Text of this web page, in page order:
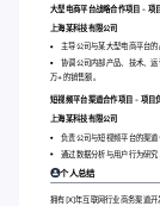
大型电商平台战略合作项目 - 项
上海某科技有限公司
主导公司与某大型电商平台
协调公司内部产品、技术、
万+的销售额。
短视频平台渠道合作项目 - 项目
上海某科技有限公司
负责公司与短视频平台的渠
通过数据分析与用户行为研
个人总结
拥有[X]年互联网行业商务渠道